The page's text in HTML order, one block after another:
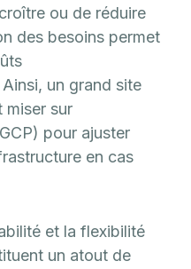
ou de réduire
des besoins permet
un grand site
miser sur
pour ajuster
en cas
et la flexibilité
un atout de